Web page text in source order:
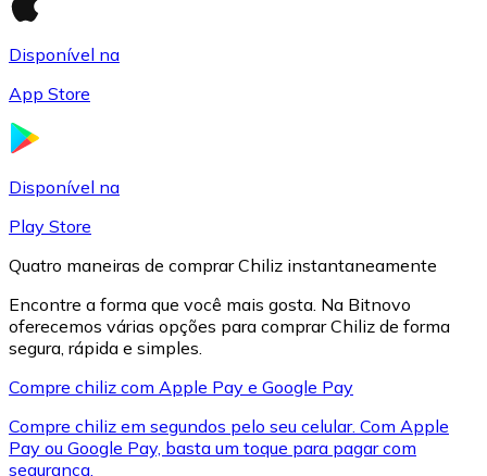
XRP
Disponível na
App Store
Disponível na
Play Store
Quatro maneiras de comprar Chiliz instantaneamente
Encontre a forma que você mais gosta. Na Bitnovo
oferecemos várias opções para comprar Chiliz de forma
segura, rápida e simples.
Compre chiliz com Apple Pay e Google Pay
Compre chiliz em segundos pelo seu celular. Com Apple
Pay ou Google Pay, basta um toque para pagar com
segurança.